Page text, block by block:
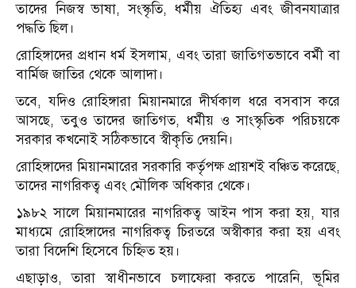
তাদের নিজস্ব ভাষা, সংস্কৃতি, ধর্মীয় ঐতিহ্য এবং জীবনযাত্রার
পদ্ধতি ছিল।
রোহিঙ্গাদের প্রধান ধর্ম ইসলাম, এবং তারা জাতিগতভাবে বর্মী বা
বার্মিজ জাতির থেকে আলাদা।
তবে, যদিও রোহিঙ্গারা মিয়ানমারে দীর্ঘকাল ধরে বসবাস করে
আসছে, তবুও তাদের জাতিগত, ধর্মীয় ও সাংস্কৃতিক পরিচয়কে
সরকার কখনোই সঠিকভাবে স্বীকৃতি দেয়নি।
রোহিঙ্গাদের মিয়ানমারের সরকারি কর্তৃপক্ষ প্রায়শই বঞ্চিত করেছে,
তাদের নাগরিকত্ব এবং মৌলিক অধিকার থেকে।
১৯৮২ সালে মিয়ানমারের নাগরিকত্ব আইন পাস করা হয়, যার
মাধ্যমে রোহিঙ্গাদের নাগরিকত্ব চিরতরে অস্বীকার করা হয় এবং
তারা বিদেশি হিসেবে চিহ্নিত হয়।
এছাড়াও, তারা স্বাধীনভাবে চলাফেরা করতে পারেনি, ভূমির